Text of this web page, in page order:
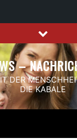
–
DER
DIE KABALE